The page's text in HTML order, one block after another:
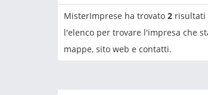
MisterImprese ha trovato 2 risultati
l'elenco per trovare l'impresa che
mappe, sito web e contatti.